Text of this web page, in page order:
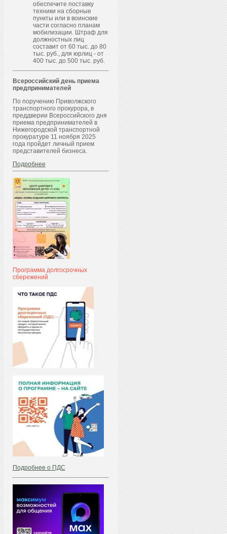
обеспечите поставку
техники на сборные
пункты или в воинские
части согласно планам
мобилизации. Штраф для
должностных лиц
составит от 60 тыс. до 80
тыс. руб., для юрлиц - от
400 тыс. до 500 тыс. руб.
Всероссийский день приема
предпринимателей
По поручению Приволжского
транспортного прокурора, в
преддверии Всероссийского дня
приема предпринимателей в
Нижегородской транспортной
прокуратуре 11 ноября 2025
года пройдет личный прием
представителей бизнеса.
Подробнее
Программа долгосрочных
сбережений
Подробнее о ПДС